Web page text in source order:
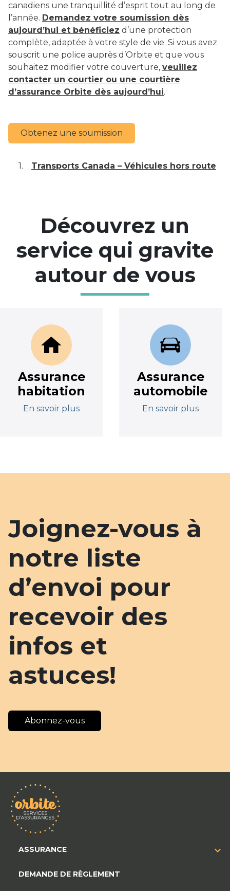
canadiens une tranquillité d’esprit tout au long de
l’année. Demandez votre soumission dès
aujourd’hui et bénéficiez d’une protection
complète, adaptée à votre style de vie. Si vous avez
souscrit une police auprès d’Orbite et que vous
souhaitez modifier votre couverture, veuillez
contacter un courtier ou une courtière
d’assurance Orbite dès aujourd’hui.
Obtenez une soumission
1. Transports Canada – Véhicules hors route
Découvrez un
service qui gravite
autour de vous
Assurance
habitation
En savoir plus
Assurance
automobile
En savoir plus
Joignez-vous à
notre liste
d’envoi pour
recevoir des
infos et
astuces!
Abonnez-vous
ASSURANCE
DEMANDE DE RÈGLEMENT